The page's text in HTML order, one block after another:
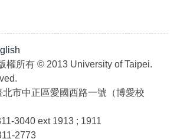
所有 © 2013 University of Taipei.
市中正區愛國西路一號（博愛校
3040 ext 1913 ; 1911
2773